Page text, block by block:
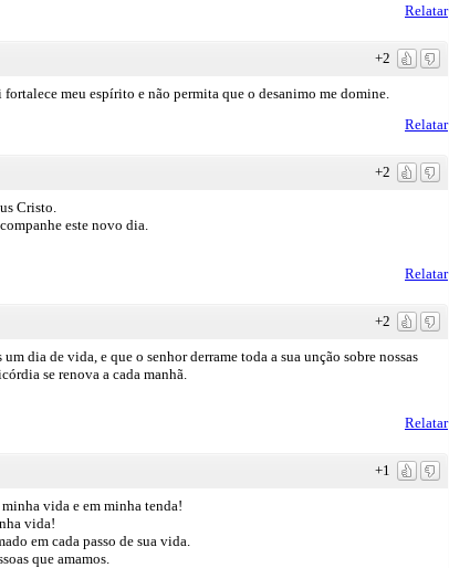
Relatar
+2
meu espírito e não permita que o desanimo me domine.
Relatar
+2
Cristo.
este novo dia.
Relatar
+2
dia de vida, e que o senhor derrame toda a sua unção sobre nossas
se renova a cada manhã.
Relatar
+1
vida e em minha tenda!
vida!
em cada passo de sua vida.
que amamos.